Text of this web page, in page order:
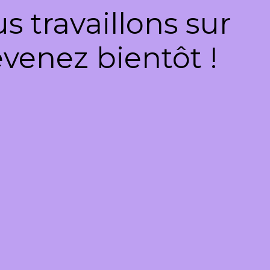
travaillons sur
bientôt !